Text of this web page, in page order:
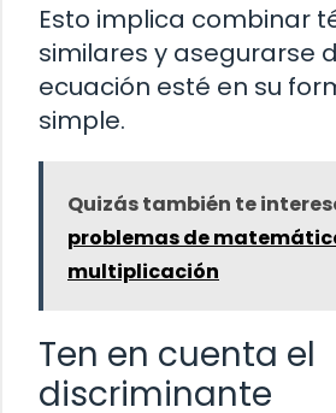
Esto implica combinar
similares y asegurarse
ecuación esté en su
simple.
Quizás también te
problemas de
multiplicación
Ten en cuenta el
discriminante